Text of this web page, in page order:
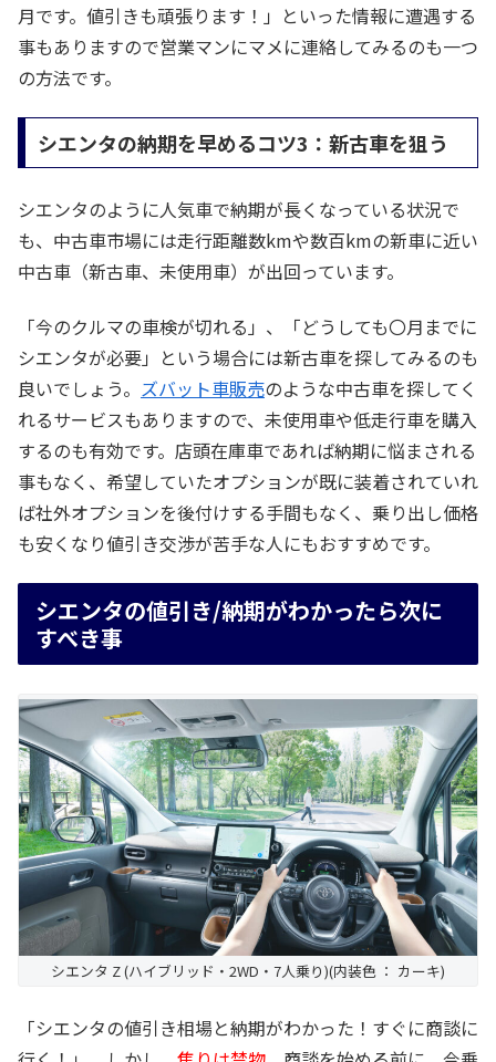
月です。値引きも頑張ります！」といった情報に遭遇する
事もありますので営業マンにマメに連絡してみるのも一つ
の方法です。
シエンタの納期を早めるコツ3：新古車を狙う
シエンタのように人気車で納期が長くなっている状況で
も、中古車市場には走行距離数kmや数百kmの新車に近い
中古車（新古車、未使用車）が出回っています。
「今のクルマの車検が切れる」、「どうしても〇月までに
シエンタが必要」という場合には新古車を探してみるのも
良いでしょう。 ズバット車販売のような中古車を探してく
れるサービスもありますので、未使用車や低走行車を購入
するのも有効です。店頭在庫車であれば納期に悩まされる
事もなく、希望していたオプションが既に装着されていれ
ば社外オプションを後付けする手間もなく、乗り出し価格
も安くなり値引き交渉が苦手な人にもおすすめです。
シエンタの値引き/納期がわかったら次に
すべき事
シエンタ Z (ハイブリッド・2WD・7人乗り)(内装色 ： カーキ)
「シエンタの値引き相場と納期がわかった！すぐに商談に